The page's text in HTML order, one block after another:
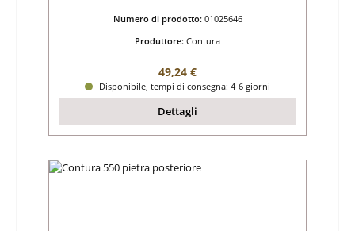
Numero di prodotto: 01025646
Produttore: Contura
Prezzo normale:
49,24 €
Disponibile, tempi di consegna: 4-6 giorni
Dettagli